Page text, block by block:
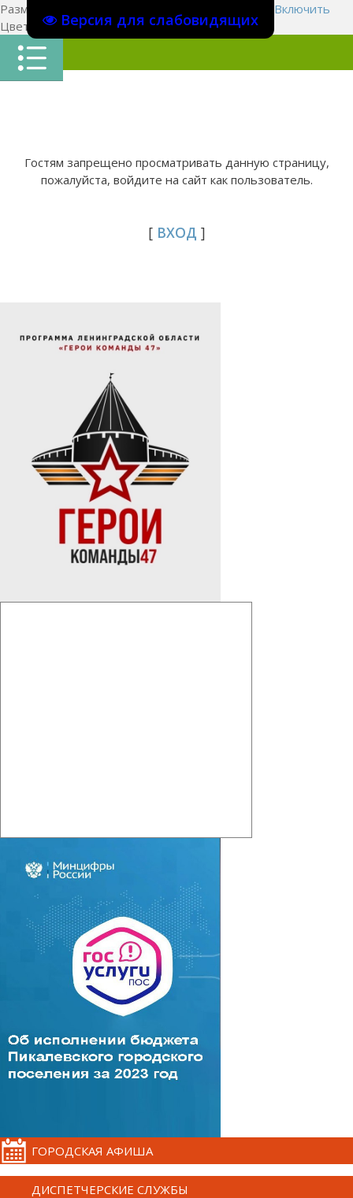
Версия для слабовидящих
Размер шрифта:
Включить
Цвет сайтаЦ Ц Ц Х
Гостям запрещено просматривать данную страницу,
пожалуйста, войдите на сайт как пользователь.
[ ВХОД ]
ГОРОДСКАЯ АФИША
ДИСПЕТЧЕРСКИЕ СЛУЖБЫ